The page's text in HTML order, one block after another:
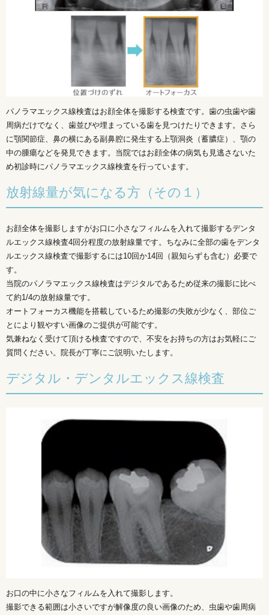
パノラマエックス線検査はお顔全体を撮影する検査です。歯の虫歯や歯
周病だけでなく、歯並びや埋まっている歯を見つけたりできます。さら
に顎関節症、鼻の横にある副鼻腔に発生する上顎洞炎（蓄膿症）、顎の
中の腫瘍などを発見できます。当院ではお顔全体の病気も見逃さないた
め初診時にパノラマエックス線検査を行っています。
放射線量が気になる方（その１）
お顔全体を撮影しますがお口に小さなフィルムを入れて撮影するデンタ
ルエックス線検査4回分程度の放射線量です。ちなみに全部の歯をデンタ
ルエックス線検査で撮影するには10回か14回（親知らずも含む）必要で
す。
当院のパノラマエックス線検査はデジタルであるため従来の撮影に比べ
て約1/4の放射線量です。
オートフォーカス機能を搭載しているため撮影の失敗が少なく、部位ご
とにより観やすい画像のご提供が可能です。
気兼ねなく受けて頂ける検査ですので、不安をお持ちの方はお気軽にご
質問ください。院長が丁寧にご説明いたします。
デジタル・デンタルエックス線検査
お口の中に小さなフィルムを入れて撮影します。
撮影できる範囲は小さいですが解像度の良い画像のため、虫歯や歯周病